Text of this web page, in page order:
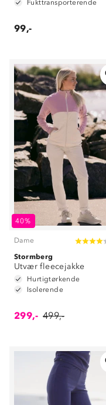
Fukttransporterende
99,-
40%
Dame
Stormberg
Utvær fleecejakke
Hurtigtørkende
Isolerende
299,- 499,-